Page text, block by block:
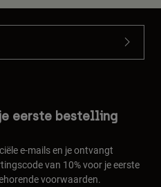
eerste bestelling
e-mails en je ontvangt
van 10% voor je eerste
voorwaarden.